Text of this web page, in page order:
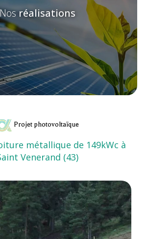
réalisations
Projet photovoltaïque
métallique de 149kWc à
Venerand (43)